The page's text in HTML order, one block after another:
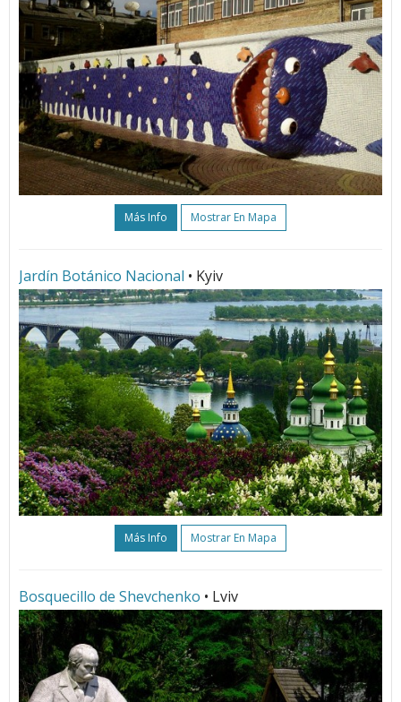
Más Info Mostrar En Mapa
Jardín Botánico Nacional • Kyiv
Más Info Mostrar En Mapa
Bosquecillo de Shevchenko • Lviv